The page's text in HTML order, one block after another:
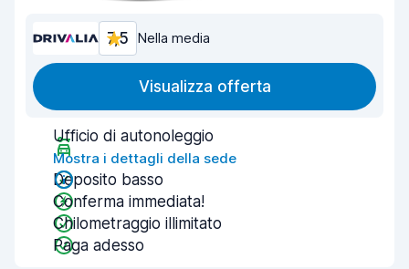
7,5 Nella media
Visualizza offerta
Ufficio di autonoleggio
Mostra i dettagli della sede
Deposito basso
Conferma immediata!
Chilometraggio illimitato
Paga adesso